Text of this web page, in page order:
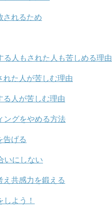
されるため
る人もされた人も苦しめる理由
れた人が苦しむ理由
る人が苦しむ理由
ングをやめる方法
告げる
いにしない
え共感力を鍛える
よう！